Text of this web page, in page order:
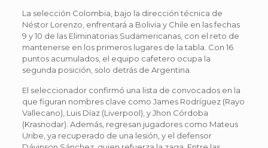
La selección Colombia, bajo la dirección técnica de
Néstor Lorenzo, enfrentará a Bolivia y Chile en las fechas
9 y 10 de las Eliminatorias Sudamericanas, con el reto de
mantenerse en los primeros lugares de la tabla. Con 16
puntos acumulados, el equipo cafetero ocupa la
segunda posición, solo detrás de Argentina.
El seleccionador confirmó una lista de convocados en la
que figuran nombres clave como James Rodríguez (Rayo
Vallecano), Luis Díaz (Liverpool), y Jhon Córdoba
(Krasnodar). Además, regresan jugadores como Mateus
Uribe, ya recuperado de una lesión, y el defensor